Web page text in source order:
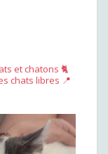
et chatons 🐈
chats libres 📍